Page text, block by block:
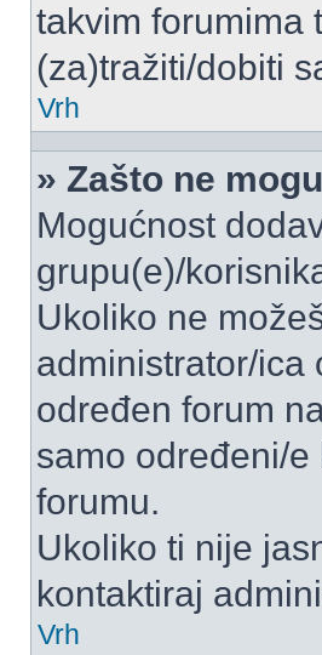
takvim forumima
(za)tražiti/dobiti
Vrh
» Zašto ne
Mogućnost
grupu(e)/
Ukoliko ne
administrator/ica
određen forum
samo određeni/
forumu.
Ukoliko ti nije
kontaktiraj
Vrh